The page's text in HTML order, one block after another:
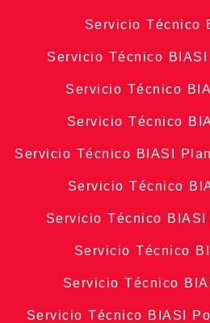
Servicio Técnico
Servicio Técnico
Servicio Técnico
Servicio Técnico
Servicio Técnico BIASI
Servicio Técnico
Servicio Técnico
Servicio Técnico
Servicio Técnico
Servicio Técnico BIASI